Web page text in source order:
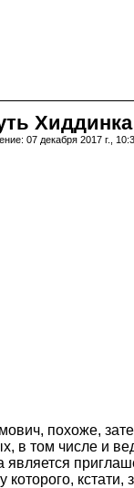
07 декабря 2017 г.,
похоже,
в том числе и
кстати,